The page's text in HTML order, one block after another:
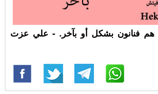
هم فنانون بشكل أو بآخر. - علي عزت